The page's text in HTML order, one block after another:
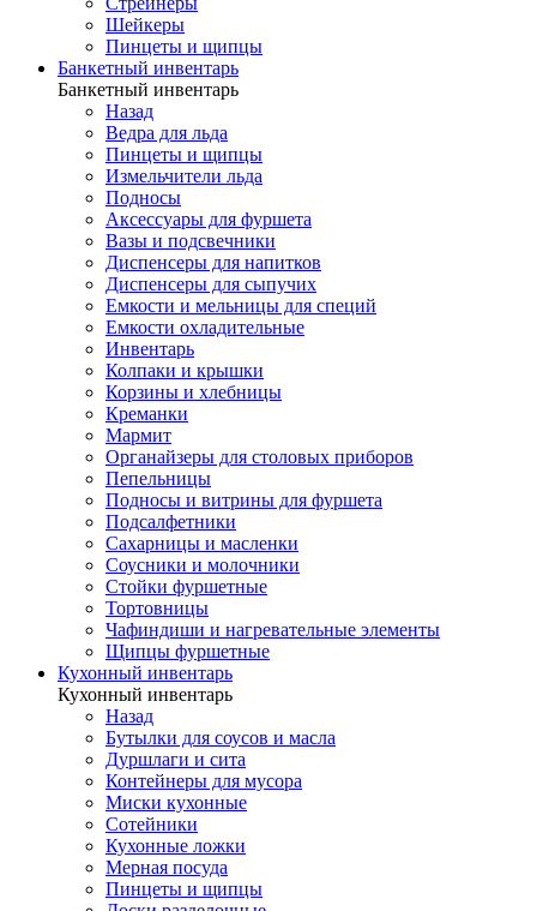
Шейкеры
Пинцеты и щипцы
Банкетный инвентарь
Банкетный инвентарь
Назад
Ведра для льда
Пинцеты и щипцы
Измельчители льда
Подносы
Аксессуары для фуршета
Вазы и подсвечники
Диспенсеры для напитков
Диспенсеры для сыпучих
Емкости и мельницы для специй
Емкости охладительные
Инвентарь
Колпаки и крышки
Корзины и хлебницы
Креманки
Мармит
Органайзеры для столовых приборов
Пепельницы
Подносы и витрины для фуршета
Подсалфетники
Сахарницы и масленки
Соусники и молочники
Стойки фуршетные
Тортовницы
Чафиндиши и нагревательные элементы
Щипцы фуршетные
Кухонный инвентарь
Кухонный инвентарь
Назад
Бутылки для соусов и масла
Дуршлаги и сита
Контейнеры для мусора
Миски кухонные
Сотейники
Кухонные ложки
Мерная посуда
Пинцеты и щипцы